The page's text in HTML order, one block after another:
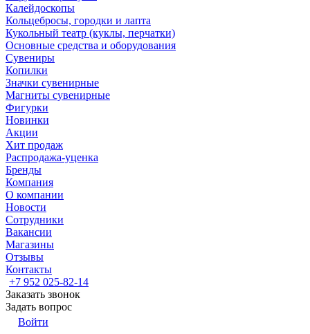
Калейдоскопы
Кольцебросы, городки и лапта
Кукольный театр (куклы, перчатки)
Основные средства и оборудования
Сувениры
Копилки
Значки сувенирные
Магниты сувенирные
Фигурки
Новинки
Акции
Хит продаж
Распродажа-уценка
Бренды
Компания
О компании
Новости
Сотрудники
Вакансии
Магазины
Отзывы
Контакты
+7 952 025-82-14
Заказать звонок
Задать вопрос
Войти